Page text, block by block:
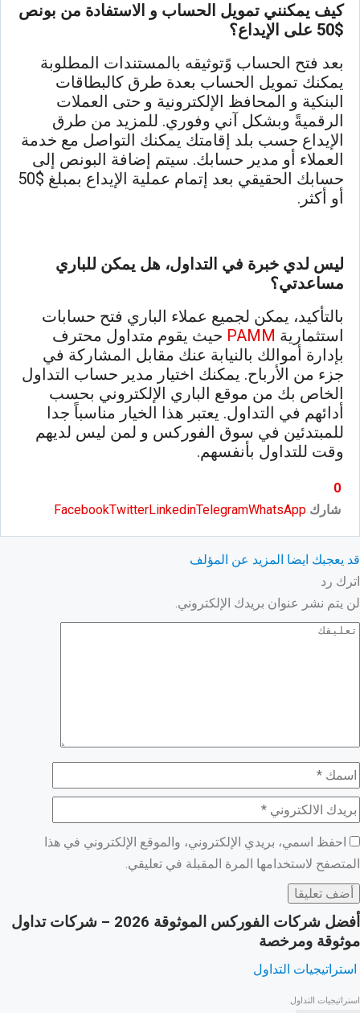
كيف يمكنني تمويل الحساب و الاستفادة من بونص
$50 على الإيداع؟
بعد فتح الحساب وًتوثيقه بالمستندات المطلوبة
يمكنك تمويل الحساب بعدة طرق كالبطاقات
البنكية و المحافظ الإلكترونية و حتى العملات
الرقميةً وبشكل آني وفوري. للمزيد من طرق
الإيداع حسب بلد إقامتك يمكنك التواصل مع خدمة
العملاء أو مدير حسابك. سيتم إضافة البونص إلى
حسابك الحقيقي بعد إتمام عملية الإيداع بمبلغ $50
أو أكثر.
ليس لدي خبرة في التداول، هل يمكن للباري
مساعدتي؟
بالتأكيد، يمكن لجميع عملاء الباري فتح حسابات
استثمارية PAMM حيث يقوم متداول محترف
بإدارة أموالك بالنيابة عنك مقابل المشاركة في
جزء من الأرباح. يمكنك اختيار مدير حساب التداول
الخاص بك من موقع الباري الإلكتروني بحسب
أدائهم في التداول. يعتبر هذا الخيار مناسباً جدا
للمبتدئين في سوق الفوركس و لمن ليس لديهم
وقت للتداول بأنفسهم.
0
شارك
FacebookTwitterLinkedinTelegramWhatsApp
قد يعجبك ايضا المزيد عن المؤلف
اترك رد
لن يتم نشر عنوان بريدك الإلكتروني.
احفظ اسمي، بريدي الإلكتروني، والموقع الإلكتروني في هذا
المتصفح لاستخدامها المرة المقبلة في تعليقي.
أفضل شركات الفوركس الموثوقة 2026 – شركات تداول
موثوقة ومرخصة
استراتيجيات التداول
استراتيجيات التداول